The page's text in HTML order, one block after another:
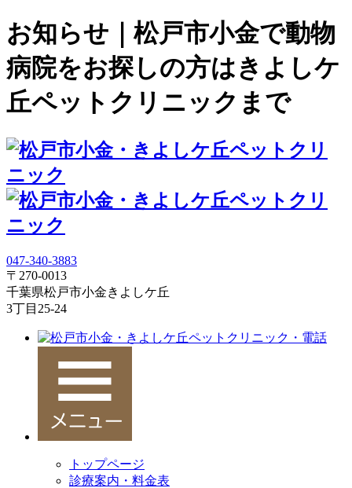
お知らせ｜松戸市小金で動物
病院をお探しの方はきよしケ
丘ペットクリニックまで
047-340-3883
〒270-0013
千葉県松戸市小金きよしケ丘
3丁目25-24
トップページ
診療案内・料金表